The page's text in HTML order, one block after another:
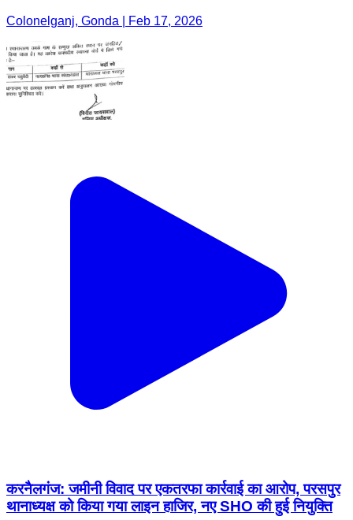
Colonelganj, Gonda | Feb 17, 2026
करनैलगंज: जमीनी विवाद पर एकतरफा कार्रवाई का आरोप, परसपुर
थानाध्यक्ष को किया गया लाइन हाजिर, नए SHO की हुई नियुक्ति